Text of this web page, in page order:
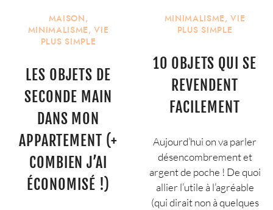
MAISON,
MINIMALISME,VIE
PLUS SIMPLE
LES OBJETS DE
SECONDE MAIN
DANS MON
APPARTEMENT (+
COMBIEN J’AI
ÉCONOMISÉ !)
MINIMALISME,VIE
PLUS SIMPLE
10 OBJETS QUI SE
REVENDENT
FACILEMENT
Aujourd’hui on va parler
désencombrement et
argent de poche ! De quoi
allier l’utile à l’agréable
(qui dirait non à quelques